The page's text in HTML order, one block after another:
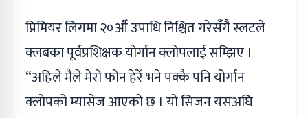
प्रिमियर लिगमा २०औँ उपाधि निश्चित गरेसँगै स्लटले
क्लबका पूर्वप्रशिक्षक योर्गान क्लोपलाई सम्झिए ।
“अहिले मैले मेरो फोन हेरेँ भने पक्कै पनि योर्गान
क्लोपको म्यासेज आएको छ । यो सिजन यसअघि